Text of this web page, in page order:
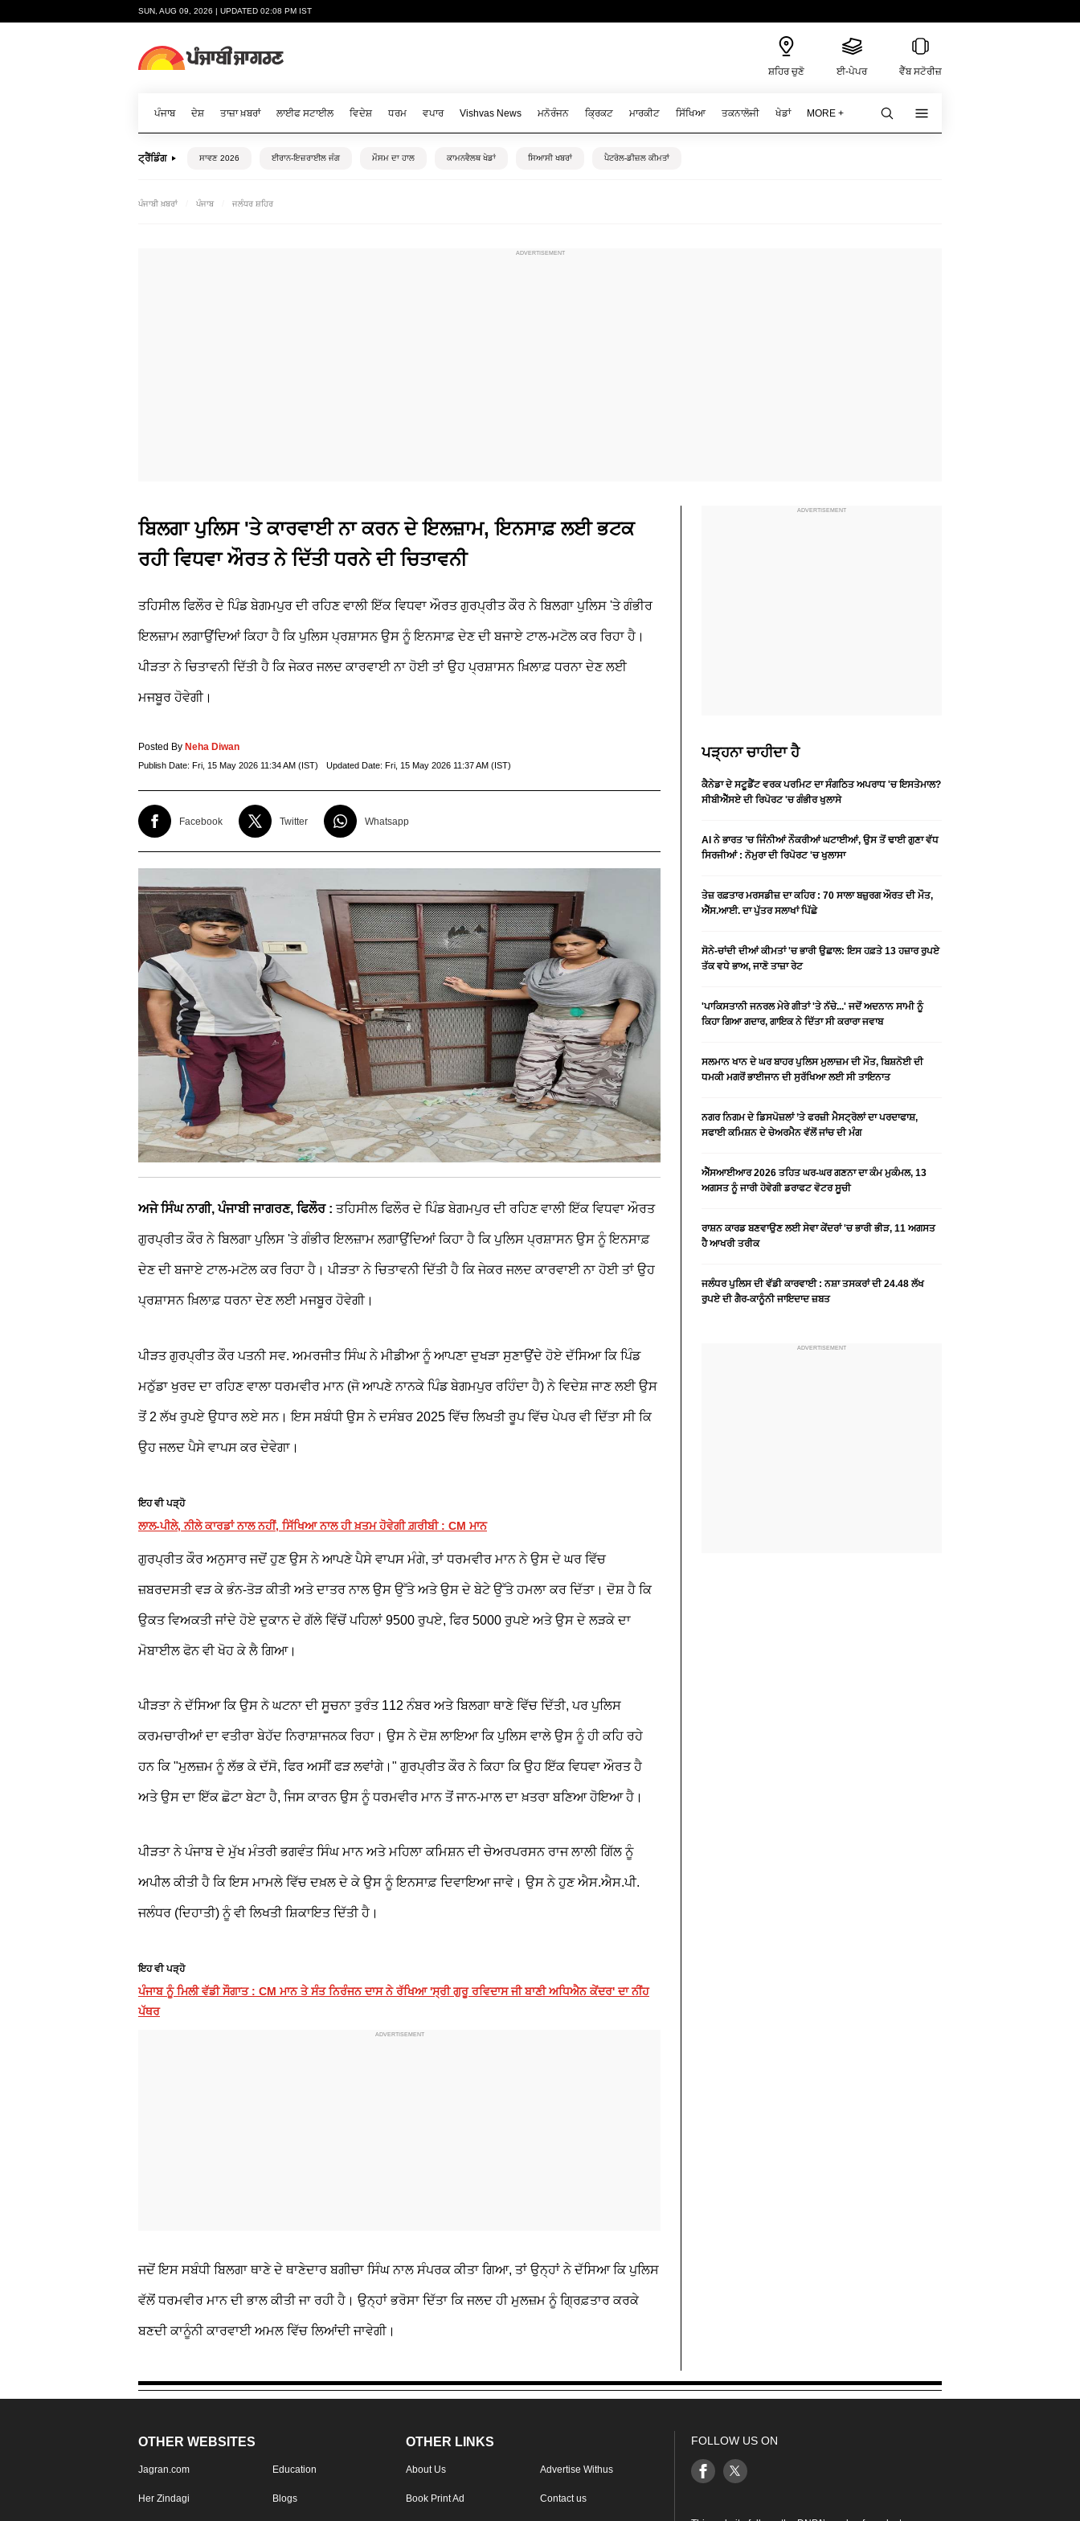
SUN, AUG 09, 2026 | UPDATED 02:08 PM IST
ਸ਼ਹਿਰ ਚੁਣੋ ਈ-ਪੇਪਰ ਵੈੱਬ ਸਟੋਰੀਜ਼
ਪੰਜਾਬ ਦੇਸ਼ ਤਾਜ਼ਾ ਖ਼ਬਰਾਂ ਲਾਈਫ ਸਟਾਈਲ ਵਿਦੇਸ਼ ਧਰਮ ਵਪਾਰ Vishvas News ਮਨੋਰੰਜਨ ਕ੍ਰਿਕਟ ਮਾਰਕੀਟ ਸਿੱਖਿਆ ਤਕਨਾਲੋਜੀ ਖੇਡਾਂ MORE +
ਟ੍ਰੈਂਡਿੰਗ ਸਾਵਣ 2026 ਈਰਾਨ-ਇਜ਼ਰਾਈਲ ਜੰਗ ਮੌਸਮ ਦਾ ਹਾਲ ਕਾਮਨਵੈਲਥ ਖੇਡਾਂ ਸਿਆਸੀ ਖਬਰਾਂ ਪੈਟਰੋਲ-ਡੀਜ਼ਲ ਕੀਮਤਾਂ
ਪੰਜਾਬੀ ਖ਼ਬਰਾਂ ਪੰਜਾਬ ਜਲੰਧਰ ਸ਼ਹਿਰ
ਬਿਲਗਾ ਪੁਲਿਸ 'ਤੇ ਕਾਰਵਾਈ ਨਾ ਕਰਨ ਦੇ ਇਲਜ਼ਾਮ, ਇਨਸਾਫ਼ ਲਈ ਭਟਕ
ਰਹੀ ਵਿਧਵਾ ਔਰਤ ਨੇ ਦਿੱਤੀ ਧਰਨੇ ਦੀ ਚਿਤਾਵਨੀ
ਤਹਿਸੀਲ ਫਿਲੌਰ ਦੇ ਪਿੰਡ ਬੇਗਮਪੁਰ ਦੀ ਰਹਿਣ ਵਾਲੀ ਇੱਕ ਵਿਧਵਾ ਔਰਤ ਗੁਰਪ੍ਰੀਤ ਕੌਰ ਨੇ ਬਿਲਗਾ ਪੁਲਿਸ 'ਤੇ ਗੰਭੀਰ
ਇਲਜ਼ਾਮ ਲਗਾਉਂਦਿਆਂ ਕਿਹਾ ਹੈ ਕਿ ਪੁਲਿਸ ਪ੍ਰਸ਼ਾਸਨ ਉਸ ਨੂੰ ਇਨਸਾਫ਼ ਦੇਣ ਦੀ ਬਜਾਏ ਟਾਲ-ਮਟੋਲ ਕਰ ਰਿਹਾ ਹੈ।
ਪੀੜਤਾ ਨੇ ਚਿਤਾਵਨੀ ਦਿੱਤੀ ਹੈ ਕਿ ਜੇਕਰ ਜਲਦ ਕਾਰਵਾਈ ਨਾ ਹੋਈ ਤਾਂ ਉਹ ਪ੍ਰਸ਼ਾਸਨ ਖ਼ਿਲਾਫ਼ ਧਰਨਾ ਦੇਣ ਲਈ
ਮਜਬੂਰ ਹੋਵੇਗੀ।
Posted By Neha Diwan
Publish Date: Fri, 15 May 2026 11:34 AM (IST) Updated Date: Fri, 15 May 2026 11:37 AM (IST)
Facebook Twitter Whatsapp
ਅਜੇ ਸਿੰਘ ਨਾਗੀ, ਪੰਜਾਬੀ ਜਾਗਰਣ, ਫਿਲੌਰ : ਤਹਿਸੀਲ ਫਿਲੌਰ ਦੇ ਪਿੰਡ ਬੇਗਮਪੁਰ ਦੀ ਰਹਿਣ ਵਾਲੀ ਇੱਕ ਵਿਧਵਾ ਔਰਤ
ਗੁਰਪ੍ਰੀਤ ਕੌਰ ਨੇ ਬਿਲਗਾ ਪੁਲਿਸ 'ਤੇ ਗੰਭੀਰ ਇਲਜ਼ਾਮ ਲਗਾਉਂਦਿਆਂ ਕਿਹਾ ਹੈ ਕਿ ਪੁਲਿਸ ਪ੍ਰਸ਼ਾਸਨ ਉਸ ਨੂੰ ਇਨਸਾਫ਼
ਦੇਣ ਦੀ ਬਜਾਏ ਟਾਲ-ਮਟੋਲ ਕਰ ਰਿਹਾ ਹੈ। ਪੀੜਤਾ ਨੇ ਚਿਤਾਵਨੀ ਦਿੱਤੀ ਹੈ ਕਿ ਜੇਕਰ ਜਲਦ ਕਾਰਵਾਈ ਨਾ ਹੋਈ ਤਾਂ ਉਹ
ਪ੍ਰਸ਼ਾਸਨ ਖ਼ਿਲਾਫ਼ ਧਰਨਾ ਦੇਣ ਲਈ ਮਜਬੂਰ ਹੋਵੇਗੀ।
ਪੀੜਤ ਗੁਰਪ੍ਰੀਤ ਕੌਰ ਪਤਨੀ ਸਵ. ਅਮਰਜੀਤ ਸਿੰਘ ਨੇ ਮੀਡੀਆ ਨੂੰ ਆਪਣਾ ਦੁਖੜਾ ਸੁਣਾਉਂਦੇ ਹੋਏ ਦੱਸਿਆ ਕਿ ਪਿੰਡ
ਮਠੁੱਡਾ ਖੁਰਦ ਦਾ ਰਹਿਣ ਵਾਲਾ ਧਰਮਵੀਰ ਮਾਨ (ਜੋ ਆਪਣੇ ਨਾਨਕੇ ਪਿੰਡ ਬੇਗਮਪੁਰ ਰਹਿੰਦਾ ਹੈ) ਨੇ ਵਿਦੇਸ਼ ਜਾਣ ਲਈ ਉਸ
ਤੋਂ 2 ਲੱਖ ਰੁਪਏ ਉਧਾਰ ਲਏ ਸਨ। ਇਸ ਸਬੰਧੀ ਉਸ ਨੇ ਦਸੰਬਰ 2025 ਵਿੱਚ ਲਿਖਤੀ ਰੂਪ ਵਿੱਚ ਪੇਪਰ ਵੀ ਦਿੱਤਾ ਸੀ ਕਿ
ਉਹ ਜਲਦ ਪੈਸੇ ਵਾਪਸ ਕਰ ਦੇਵੇਗਾ।
ਇਹ ਵੀ ਪੜ੍ਹੋ
ਲਾਲ-ਪੀਲੇ, ਨੀਲੇ ਕਾਰਡਾਂ ਨਾਲ ਨਹੀਂ, ਸਿੱਖਿਆ ਨਾਲ ਹੀ ਖ਼ਤਮ ਹੋਵੇਗੀ ਗ਼ਰੀਬੀ : CM ਮਾਨ
ਗੁਰਪ੍ਰੀਤ ਕੌਰ ਅਨੁਸਾਰ ਜਦੋਂ ਹੁਣ ਉਸ ਨੇ ਆਪਣੇ ਪੈਸੇ ਵਾਪਸ ਮੰਗੇ, ਤਾਂ ਧਰਮਵੀਰ ਮਾਨ ਨੇ ਉਸ ਦੇ ਘਰ ਵਿੱਚ
ਜ਼ਬਰਦਸਤੀ ਵੜ ਕੇ ਭੰਨ-ਤੋੜ ਕੀਤੀ ਅਤੇ ਦਾਤਰ ਨਾਲ ਉਸ ਉੱਤੇ ਅਤੇ ਉਸ ਦੇ ਬੇਟੇ ਉੱਤੇ ਹਮਲਾ ਕਰ ਦਿੱਤਾ। ਦੋਸ਼ ਹੈ ਕਿ
ਉਕਤ ਵਿਅਕਤੀ ਜਾਂਦੇ ਹੋਏ ਦੁਕਾਨ ਦੇ ਗੱਲੇ ਵਿੱਚੋਂ ਪਹਿਲਾਂ 9500 ਰੁਪਏ, ਫਿਰ 5000 ਰੁਪਏ ਅਤੇ ਉਸ ਦੇ ਲੜਕੇ ਦਾ
ਮੋਬਾਈਲ ਫੋਨ ਵੀ ਖੋਹ ਕੇ ਲੈ ਗਿਆ।
ਪੀੜਤਾ ਨੇ ਦੱਸਿਆ ਕਿ ਉਸ ਨੇ ਘਟਨਾ ਦੀ ਸੂਚਨਾ ਤੁਰੰਤ 112 ਨੰਬਰ ਅਤੇ ਬਿਲਗਾ ਥਾਣੇ ਵਿੱਚ ਦਿੱਤੀ, ਪਰ ਪੁਲਿਸ
ਕਰਮਚਾਰੀਆਂ ਦਾ ਵਤੀਰਾ ਬੇਹੱਦ ਨਿਰਾਸ਼ਾਜਨਕ ਰਿਹਾ। ਉਸ ਨੇ ਦੋਸ਼ ਲਾਇਆ ਕਿ ਪੁਲਿਸ ਵਾਲੇ ਉਸ ਨੂੰ ਹੀ ਕਹਿ ਰਹੇ
ਹਨ ਕਿ "ਮੁਲਜ਼ਮ ਨੂੰ ਲੱਭ ਕੇ ਦੱਸੋ, ਫਿਰ ਅਸੀਂ ਫੜ ਲਵਾਂਗੇ।" ਗੁਰਪ੍ਰੀਤ ਕੌਰ ਨੇ ਕਿਹਾ ਕਿ ਉਹ ਇੱਕ ਵਿਧਵਾ ਔਰਤ ਹੈ
ਅਤੇ ਉਸ ਦਾ ਇੱਕ ਛੋਟਾ ਬੇਟਾ ਹੈ, ਜਿਸ ਕਾਰਨ ਉਸ ਨੂੰ ਧਰਮਵੀਰ ਮਾਨ ਤੋਂ ਜਾਨ-ਮਾਲ ਦਾ ਖ਼ਤਰਾ ਬਣਿਆ ਹੋਇਆ ਹੈ।
ਪੀੜਤਾ ਨੇ ਪੰਜਾਬ ਦੇ ਮੁੱਖ ਮੰਤਰੀ ਭਗਵੰਤ ਸਿੰਘ ਮਾਨ ਅਤੇ ਮਹਿਲਾ ਕਮਿਸ਼ਨ ਦੀ ਚੇਅਰਪਰਸਨ ਰਾਜ ਲਾਲੀ ਗਿੱਲ ਨੂੰ
ਅਪੀਲ ਕੀਤੀ ਹੈ ਕਿ ਇਸ ਮਾਮਲੇ ਵਿੱਚ ਦਖ਼ਲ ਦੇ ਕੇ ਉਸ ਨੂੰ ਇਨਸਾਫ਼ ਦਿਵਾਇਆ ਜਾਵੇ। ਉਸ ਨੇ ਹੁਣ ਐਸ.ਐਸ.ਪੀ.
ਜਲੰਧਰ (ਦਿਹਾਤੀ) ਨੂੰ ਵੀ ਲਿਖਤੀ ਸ਼ਿਕਾਇਤ ਦਿੱਤੀ ਹੈ।
ਇਹ ਵੀ ਪੜ੍ਹੋ
ਪੰਜਾਬ ਨੂੰ ਮਿਲੀ ਵੱਡੀ ਸੌਗਾਤ : CM ਮਾਨ ਤੇ ਸੰਤ ਨਿਰੰਜਨ ਦਾਸ ਨੇ ਰੱਖਿਆ 'ਸ੍ਰੀ ਗੁਰੂ ਰਵਿਦਾਸ ਜੀ ਬਾਣੀ ਅਧਿਐਨ ਕੇਂਦਰ' ਦਾ ਨੀਂਹ
ਪੱਥਰ
ਜਦੋਂ ਇਸ ਸਬੰਧੀ ਬਿਲਗਾ ਥਾਣੇ ਦੇ ਥਾਣੇਦਾਰ ਬਗੀਚਾ ਸਿੰਘ ਨਾਲ ਸੰਪਰਕ ਕੀਤਾ ਗਿਆ, ਤਾਂ ਉਨ੍ਹਾਂ ਨੇ ਦੱਸਿਆ ਕਿ ਪੁਲਿਸ
ਵੱਲੋਂ ਧਰਮਵੀਰ ਮਾਨ ਦੀ ਭਾਲ ਕੀਤੀ ਜਾ ਰਹੀ ਹੈ। ਉਨ੍ਹਾਂ ਭਰੋਸਾ ਦਿੱਤਾ ਕਿ ਜਲਦ ਹੀ ਮੁਲਜ਼ਮ ਨੂੰ ਗ੍ਰਿਫ਼ਤਾਰ ਕਰਕੇ
ਬਣਦੀ ਕਾਨੂੰਨੀ ਕਾਰਵਾਈ ਅਮਲ ਵਿੱਚ ਲਿਆਂਦੀ ਜਾਵੇਗੀ।
ਪੜ੍ਹਨਾ ਚਾਹੀਦਾ ਹੈ
ਕੈਨੇਡਾ ਦੇ ਸਟੂਡੈਂਟ ਵਰਕ ਪਰਮਿਟ ਦਾ ਸੰਗਠਿਤ ਅਪਰਾਧ 'ਚ ਇਸਤੇਮਾਲ?
ਸੀਬੀਐੱਸਏ ਦੀ ਰਿਪੋਰਟ 'ਚ ਗੰਭੀਰ ਖੁਲਾਸੇ
AI ਨੇ ਭਾਰਤ ’ਚ ਜਿੰਨੀਆਂ ਨੌਕਰੀਆਂ ਘਟਾਈਆਂ, ਉਸ ਤੋਂ ਢਾਈ ਗੁਣਾ ਵੱਧ
ਸਿਰਜੀਆਂ : ਨੋਮੁਰਾ ਦੀ ਰਿਪੋਰਟ 'ਚ ਖੁਲਾਸਾ
ਤੇਜ਼ ਰਫ਼ਤਾਰ ਮਰਸਡੀਜ਼ ਦਾ ਕਹਿਰ : 70 ਸਾਲਾ ਬਜ਼ੁਰਗ ਔਰਤ ਦੀ ਮੌਤ,
ਐੱਸ.ਆਈ. ਦਾ ਪੁੱਤਰ ਸਲਾਖਾਂ ਪਿੱਛੇ
ਸੋਨੇ-ਚਾਂਦੀ ਦੀਆਂ ਕੀਮਤਾਂ 'ਚ ਭਾਰੀ ਉਛਾਲ: ਇਸ ਹਫ਼ਤੇ 13 ਹਜ਼ਾਰ ਰੁਪਏ
ਤੱਕ ਵਧੇ ਭਾਅ, ਜਾਣੋ ਤਾਜ਼ਾ ਰੇਟ
'ਪਾਕਿਸਤਾਨੀ ਜਨਰਲ ਮੇਰੇ ਗੀਤਾਂ 'ਤੇ ਨੱਚੇ...' ਜਦੋਂ ਅਦਨਾਨ ਸਾਮੀ ਨੂੰ
ਕਿਹਾ ਗਿਆ ਗਦਾਰ, ਗਾਇਕ ਨੇ ਦਿੱਤਾ ਸੀ ਕਰਾਰਾ ਜਵਾਬ
ਸਲਮਾਨ ਖਾਨ ਦੇ ਘਰ ਬਾਹਰ ਪੁਲਿਸ ਮੁਲਾਜ਼ਮ ਦੀ ਮੌਤ, ਬਿਸ਼ਨੋਈ ਦੀ
ਧਮਕੀ ਮਗਰੋਂ ਭਾਈਜਾਨ ਦੀ ਸੁਰੱਖਿਆ ਲਈ ਸੀ ਤਾਇਨਾਤ
ਨਗਰ ਨਿਗਮ ਦੇ ਡਿਸਪੋਜ਼ਲਾਂ ’ਤੇ ਫਰਜ਼ੀ ਮੈਸਟ੍ਰੋਲਾਂ ਦਾ ਪਰਦਾਫਾਸ਼,
ਸਫਾਈ ਕਮਿਸ਼ਨ ਦੇ ਚੇਅਰਮੈਨ ਵੱਲੋਂ ਜਾਂਚ ਦੀ ਮੰਗ
ਐੱਸਆਈਆਰ 2026 ਤਹਿਤ ਘਰ-ਘਰ ਗਣਨਾ ਦਾ ਕੰਮ ਮੁਕੰਮਲ, 13
ਅਗਸਤ ਨੂੰ ਜਾਰੀ ਹੋਵੇਗੀ ਡਰਾਫਟ ਵੋਟਰ ਸੂਚੀ
ਰਾਸ਼ਨ ਕਾਰਡ ਬਣਵਾਉਣ ਲਈ ਸੇਵਾ ਕੇਂਦਰਾਂ 'ਚ ਭਾਰੀ ਭੀੜ, 11 ਅਗਸਤ
ਹੈ ਆਖਰੀ ਤਰੀਕ
ਜਲੰਧਰ ਪੁਲਿਸ ਦੀ ਵੱਡੀ ਕਾਰਵਾਈ : ਨਸ਼ਾ ਤਸਕਰਾਂ ਦੀ 24.48 ਲੱਖ
ਰੁਪਏ ਦੀ ਗੈਰ-ਕਾਨੂੰਨੀ ਜਾਇਦਾਦ ਜ਼ਬਤ
OTHER WEBSITES
Jagran.com Education
Her Zindagi Blogs
OTHER LINKS
About Us Advertise Withus
Book Print Ad Contact us
FOLLOW US ON